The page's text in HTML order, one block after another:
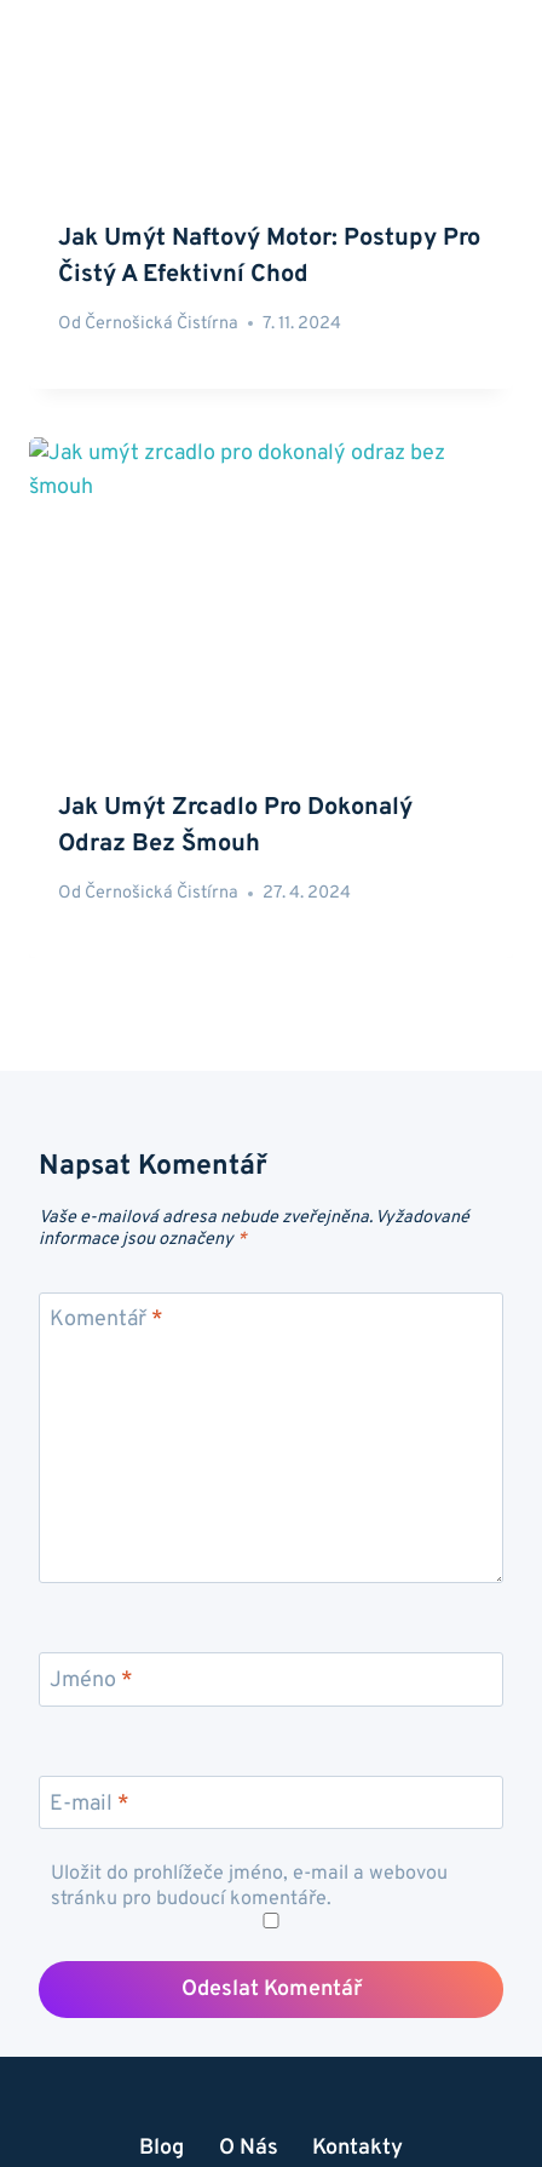
Jak Umýt Naftový Motor: Postupy Pro
Čistý A Efektivní Chod
Od Černošická Čistírna 7. 11. 2024
Jak Umýt Zrcadlo Pro Dokonalý
Odraz Bez Šmouh
Od Černošická Čistírna 27. 4. 2024
Napsat Komentář
Vaše e-mailová adresa nebude zveřejněna. Vyžadované
informace jsou označeny *
Komentář *
Jméno *
E-mail *
Uložit do prohlížeče jméno, e-mail a webovou
stránku pro budoucí komentáře.
Blog O Nás Kontakty